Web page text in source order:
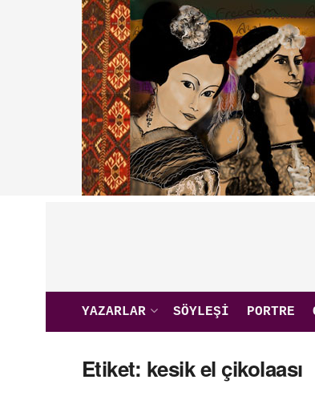
YAZARLAR SÖYLEŞI PORTRE
Etiket: kesik el çikolaası